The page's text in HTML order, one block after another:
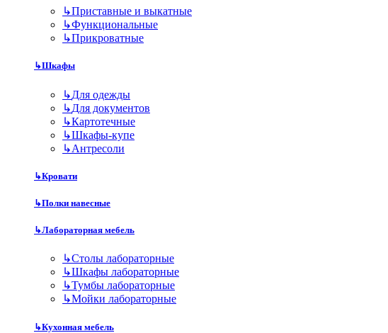
↳Приставные и выкатные
↳Функциональные
↳Прикроватные
↳Шкафы
↳Для одежды
↳Для документов
↳Картотечные
↳Шкафы-купе
↳Антресоли
↳Кровати
↳Полки навесные
↳Лабораторная мебель
↳Столы лабораторные
↳Шкафы лабораторные
↳Тумбы лабораторные
↳Мойки лабораторные
↳Кухонная мебель